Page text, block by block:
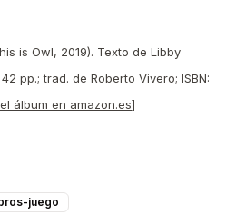
is Owl, 2019). Texto de Libby
pp.; trad. de Roberto Vivero; ISBN:
álbum en amazon.es]
juego